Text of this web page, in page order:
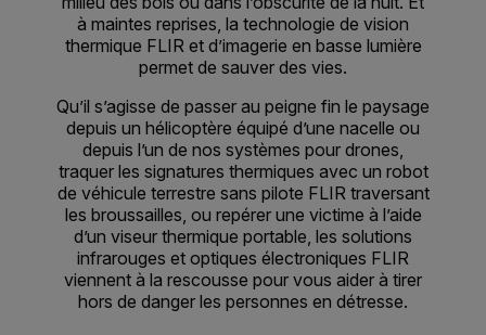
à maintes reprises, la technologie de vision
thermique FLIR et d’imagerie en basse lumière
permet de sauver des vies.
Qu’il s’agisse de passer au peigne fin le paysage
depuis un hélicoptère équipé d’une nacelle ou
depuis l’un de nos systèmes pour drones,
traquer les signatures thermiques avec un robot
de véhicule terrestre sans pilote FLIR traversant
les broussailles, ou repérer une victime à l’aide
d’un viseur thermique portable, les solutions
infrarouges et optiques électroniques FLIR
viennent à la rescousse pour vous aider à tirer
hors de danger les personnes en détresse.